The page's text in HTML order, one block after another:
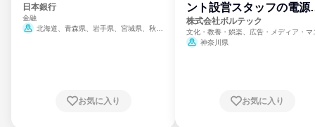
日本銀行
金融
北海道、青森県、岩手県、宮城県、秋田
崎県、熊本県、大分県、宮崎県、鹿児島県、
お気に入り
ント設営スタッフの電源
門
株式会社ボルテック
文化・教養・娯楽、広告・メディア・マ
ミ、電力・ガス・水道・エネルギー
神奈川県
お気に入り